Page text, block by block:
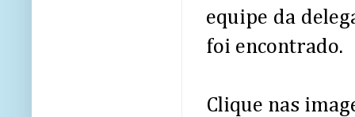
equipe da
foi encontrado.
Clique nas